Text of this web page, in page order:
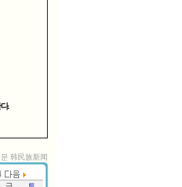
..
서..
.
韩民族新闻